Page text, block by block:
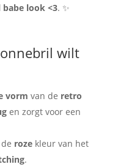
look <3. ✨
wilt
vorm van de retro
en zorgt voor een
rozekleur van het
.